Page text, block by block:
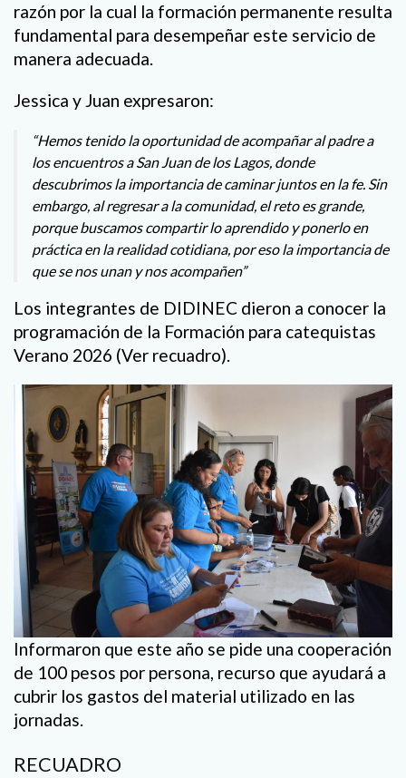
razón por la cual la formación permanente resulta
fundamental para desempeñar este servicio de
manera adecuada.
Jessica y Juan expresaron:
“Hemos tenido la oportunidad de acompañar al padre a
los encuentros a San Juan de los Lagos, donde
descubrimos la importancia de caminar juntos en la fe. Sin
embargo, al regresar a la comunidad, el reto es grande,
porque buscamos compartir lo aprendido y ponerlo en
práctica en la realidad cotidiana, por eso la importancia de
que se nos unan y nos acompañen”
Los integrantes de DIDINEC dieron a conocer la
programación de la Formación para catequistas
Verano 2026 (Ver recuadro).
Informaron que este año se pide una cooperación
de 100 pesos por persona, recurso que ayudará a
cubrir los gastos del material utilizado en las
jornadas.
RECUADRO